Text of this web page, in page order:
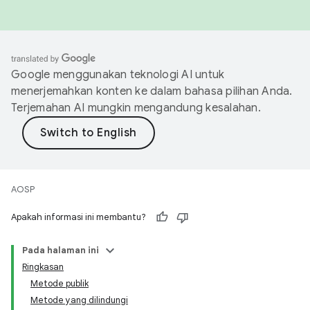
Google menggunakan teknologi AI untuk
menerjemahkan konten ke dalam bahasa pilihan Anda.
Terjemahan AI mungkin mengandung kesalahan.
AOSP
Apakah informasi ini membantu?
Pada halaman ini
Ringkasan
Metode publik
Metode yang dilindungi